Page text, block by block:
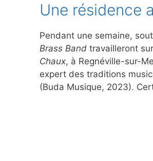
Une résidence
Pendant une semaine,
Brass Band travailleront
Chaux, à Regnéville-sur-
expert des traditions
(Buda Musique, 2023).